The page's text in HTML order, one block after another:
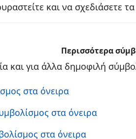
και να σχεδιάσετε
Περισσότερα
και για άλλα δημοφιλή
στα όνειρα
στα όνειρα
στα όνειρα